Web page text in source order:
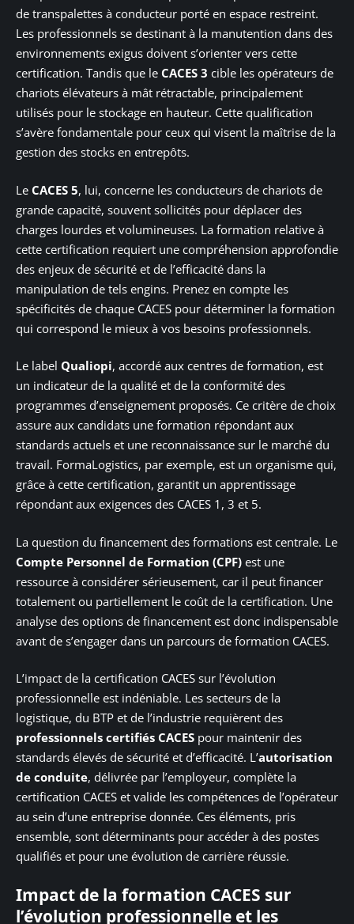
de transpalettes à conducteur porté en espace restreint.
Les professionnels se destinant à la manutention dans des
environnements exigus doivent s’orienter vers cette
certification. Tandis que le CACES 3 cible les opérateurs de
chariots élévateurs à mât rétractable, principalement
utilisés pour le stockage en hauteur. Cette qualification
s’avère fondamentale pour ceux qui visent la maîtrise de la
gestion des stocks en entrepôts.
Le CACES 5, lui, concerne les conducteurs de chariots de
grande capacité, souvent sollicités pour déplacer des
charges lourdes et volumineuses. La formation relative à
cette certification requiert une compréhension approfondie
des enjeux de sécurité et de l’efficacité dans la
manipulation de tels engins. Prenez en compte les
spécificités de chaque CACES pour déterminer la formation
qui correspond le mieux à vos besoins professionnels.
Le label Qualiopi, accordé aux centres de formation, est
un indicateur de la qualité et de la conformité des
programmes d’enseignement proposés. Ce critère de choix
assure aux candidats une formation répondant aux
standards actuels et une reconnaissance sur le marché du
travail. FormaLogistics, par exemple, est un organisme qui,
grâce à cette certification, garantit un apprentissage
répondant aux exigences des CACES 1, 3 et 5.
La question du financement des formations est centrale. Le
Compte Personnel de Formation (CPF) est une
ressource à considérer sérieusement, car il peut financer
totalement ou partiellement le coût de la certification. Une
analyse des options de financement est donc indispensable
avant de s’engager dans un parcours de formation CACES.
L’impact de la certification CACES sur l’évolution
professionnelle est indéniable. Les secteurs de la
logistique, du BTP et de l’industrie requièrent des
professionnels certifiés CACES pour maintenir des
standards élevés de sécurité et d’efficacité. L’autorisation
de conduite, délivrée par l’employeur, complète la
certification CACES et valide les compétences de l’opérateur
au sein d’une entreprise donnée. Ces éléments, pris
ensemble, sont déterminants pour accéder à des postes
qualifiés et pour une évolution de carrière réussie.
Impact de la formation CACES sur
l’évolution professionnelle et les